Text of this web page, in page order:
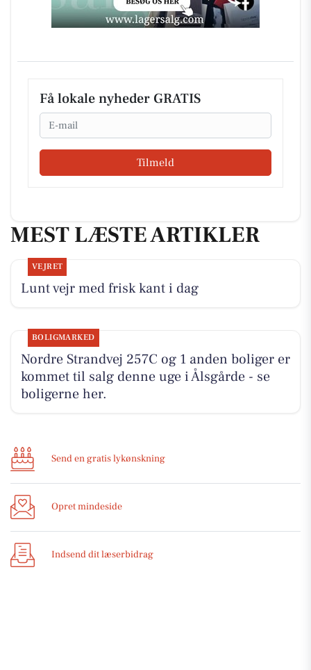
Få lokale nyheder GRATIS
Email
Tilmeld
MEST LÆSTE ARTIKLER
VEJRET
Lunt vejr med frisk kant i dag
BOLIGMARKED
Nordre Strandvej 257C og 1 anden boliger er
kommet til salg denne uge i Ålsgårde - se
boligerne her.
Send en gratis lykønskning
Opret mindeside
Indsend dit læserbidrag